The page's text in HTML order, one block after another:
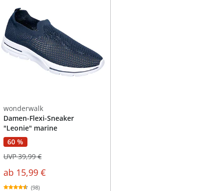
wonderwalk
Damen-Flexi-Sneaker
"Leonie" marine
60 %
ab 15,99 €
UVP 39,99 €
(98)